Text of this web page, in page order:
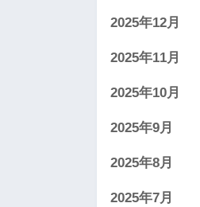
2025年12月
2025年11月
2025年10月
2025年9月
2025年8月
2025年7月